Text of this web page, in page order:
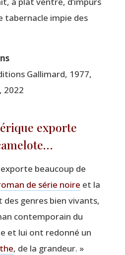
taber­nacle impie des
Gal­li­mard, 1977,
2022
exporte
exporte beau­coup de
de série noire et la
genres bien vivants,
contem­po­rain du
et lui ont redon­né un
, de la grandeur. »